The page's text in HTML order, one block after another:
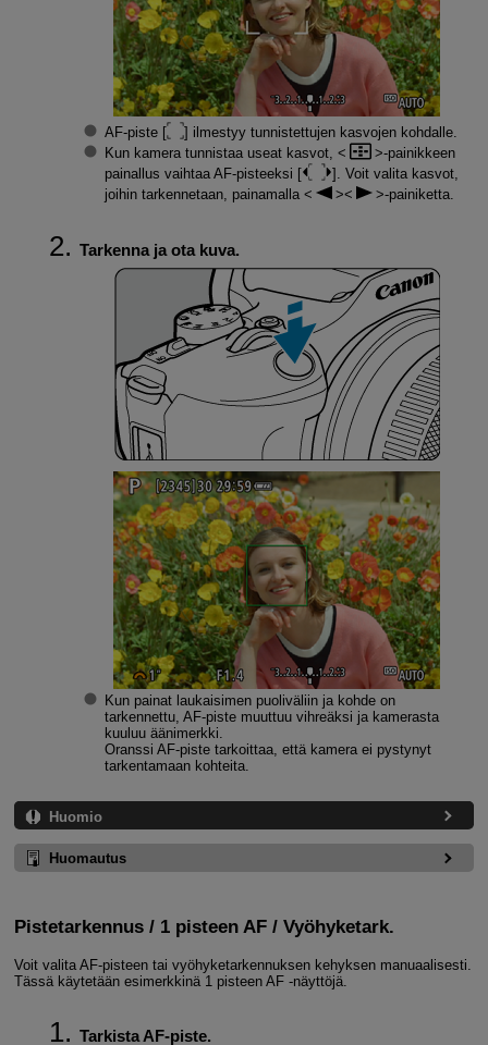
AF-piste [
] ilmestyy tunnistettujen kasvojen kohdalle.
Kun kamera tunnistaa useat kasvot,
-painikkeen
painallus vaihtaa AF-pisteeksi [
]. Voit valita kasvot,
joihin tarkennetaan, painamalla
-painiketta.
Tarkenna ja ota kuva.
Kun painat laukaisimen puoliväliin ja kohde on
tarkennettu, AF-piste muuttuu vihreäksi ja kamerasta
kuuluu äänimerkki.
Oranssi AF-piste tarkoittaa, että kamera ei pystynyt
tarkentamaan kohteita.
Huomio
Huomautus
Pistetarkennus/ 1 pisteen AF/ Vyöhyketark.
Voit valita AF-pisteen tai vyöhyketarkennuksen kehyksen manuaalisesti.
Tässä käytetään esimerkkinä 1 pisteen AF ‑näyttöjä.
Tarkista AF-piste.